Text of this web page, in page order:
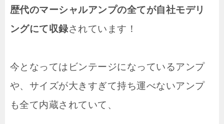
歴代のマーシャルアンプの全てが自社モデリ
ングにて収録されています！
今となってはビンテージになっているアンプ
や、サイズが大きすぎて持ち運べないアンプ
も全て内蔵されていて、